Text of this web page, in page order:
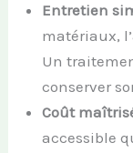
Entretien
matériaux,
Un
conserver
Coût
accessible